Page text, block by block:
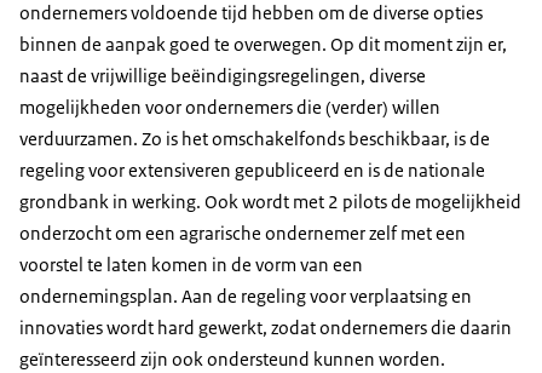
ondernemers voldoende tijd hebben om de diverse opties
binnen de aanpak goed te overwegen. Op dit moment zijn er,
naast de vrijwillige beëindigingsregelingen, diverse
mogelijkheden voor ondernemers die (verder) willen
verduurzamen. Zo is het omschakelfonds beschikbaar, is de
regeling voor extensiveren gepubliceerd en is de nationale
grondbank in werking. Ook wordt met 2 pilots de mogelijkheid
onderzocht om een agrarische ondernemer zelf met een
voorstel te laten komen in de vorm van een
ondernemingsplan. Aan de regeling voor verplaatsing en
innovaties wordt hard gewerkt, zodat ondernemers die daarin
geïnteresseerd zijn ook ondersteund kunnen worden.